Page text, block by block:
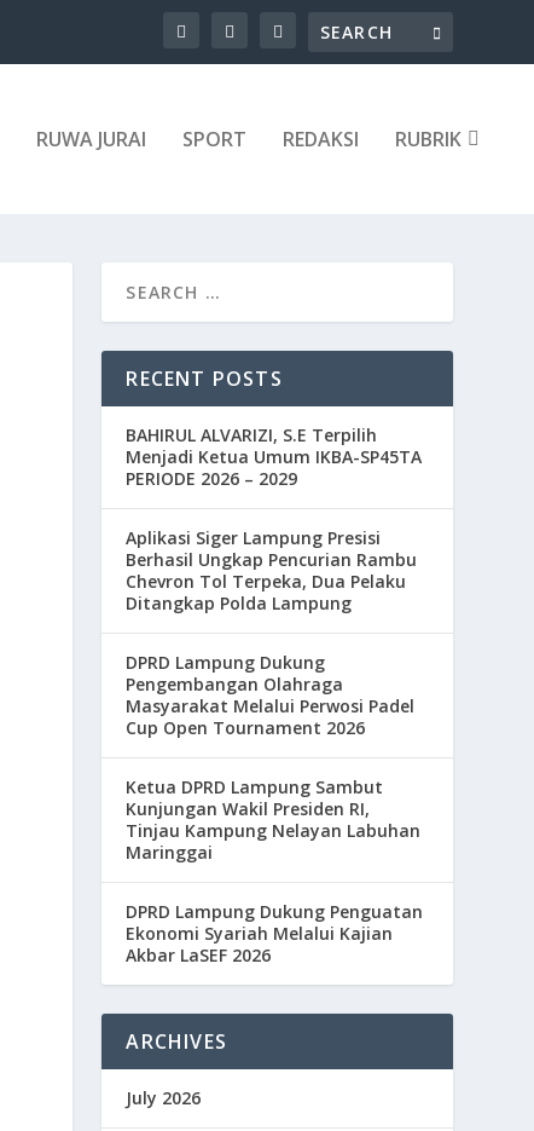
RUWA JURAI SPORT REDAKSI RUBRIK
RECENT POSTS
BAHIRUL ALVARIZI, S.E Terpilih
Menjadi Ketua Umum IKBA-SP45TA
PERIODE 2026 – 2029
Aplikasi Siger Lampung Presisi
Berhasil Ungkap Pencurian Rambu
Chevron Tol Terpeka, Dua Pelaku
Ditangkap Polda Lampung
DPRD Lampung Dukung
Pengembangan Olahraga
Masyarakat Melalui Perwosi Padel
Cup Open Tournament 2026
Ketua DPRD Lampung Sambut
Kunjungan Wakil Presiden RI,
Tinjau Kampung Nelayan Labuhan
Maringgai
DPRD Lampung Dukung Penguatan
Ekonomi Syariah Melalui Kajian
Akbar LaSEF 2026
ARCHIVES
July 2026